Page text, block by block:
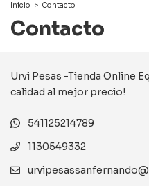
Inicio > Contacto
Contacto
Urvi Pesas -Tienda Online
calidad al mejor precio!
541125214789
1130549332